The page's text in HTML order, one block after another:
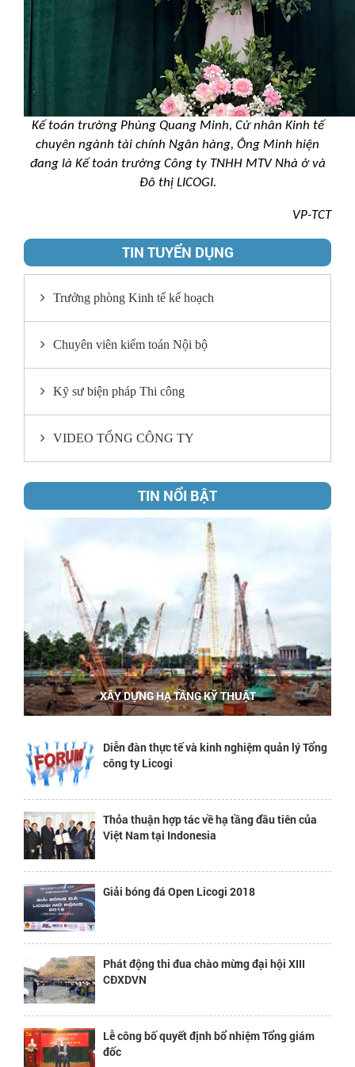
Kế toán trưởng Phùng Quang Minh, Cử nhân Kinh tế
chuyên ngành tài chính Ngân hàng, Ông Minh hiện
đang là Kế toán trưởng Công ty TNHH MTV Nhà ở và
Đô thị LICOGI.
VP-TCT
TIN TUYỂN DỤNG
Trưởng phòng Kinh tế kế hoạch
Chuyên viên kiểm toán Nội bộ
Kỹ sư biện pháp Thi công
VIDEO TỔNG CÔNG TY
TIN NỔI BẬT
XÂY DỰNG HẠ TẦNG KỸ THUẬT
Diễn đàn thực tế và kinh nghiệm quản lý Tổng
công ty Licogi
Thỏa thuận hợp tác về hạ tầng đầu tiên của
Việt Nam tại Indonesia
Giải bóng đá Open Licogi 2018
Phát động thi đua chào mừng đại hội XIII
CĐXDVN
Lễ công bố quyết định bổ nhiệm Tổng giám
đốc